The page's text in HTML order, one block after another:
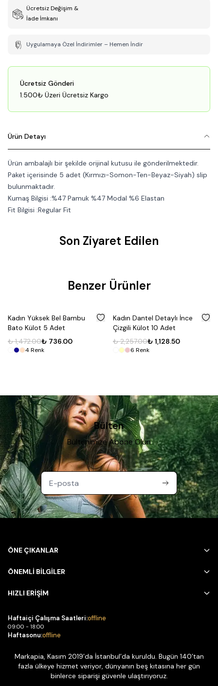
Ücretsiz Değişim &
İade İmkanı
Uygulamaya Özel İndirimler – Hemen İndir
Ücretsiz Gönderi
1.500₺ Üzeri Ücretsiz Kargo
Ürün Detayı
Ürün ambalajlı bir şekilde orijinal kutusu ile gönderilmektedir.
Paket içerisinde 5 adet (Kırmızı-Somon-Ten-Beyaz-Siyah) slip
bulunmaktadır.
Kumaş Bilgisi :%47 Pamuk %47 Modal %6 Elastan
Fit Bilgisi :Regular Fit
Son Ziyaret Edilen
Benzer Ürünler
50
Kadın Yüksek Bel Bambu
Bato Külot 5 Adet
₺ 1,472.00₺ 736.00
4Renk
50
Kadın Dantel Detaylı İnce
Çizgili Külot 10 Adet
₺ 2,257.00₺ 1,128.50
6 Renk
Bülten
Bültenimize Abone Olun
ÖNE ÇIKANLAR
ÖNEMLİ BİLGİLER
HIZLI ERİŞİM
Haftaiçi Çalışma Saatleri:offline
09:00 - 18:00
Haftasonu:offline
Markapia, Kasım 2019’da İstanbul’da kuruldu. Bugün 140’tan
fazla ülkeye hizmet veriyor, dünyanın beş kıtasına her gün
binlerce siparişi güvenle ulaştırıyoruz.